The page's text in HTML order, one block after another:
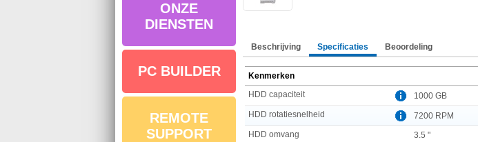
ONZE
DIENSTEN
PC BUILDER
REMOTE
SUPPORT
Beschrijving Specificaties Beoordeling
Kenmerken
HDD capaciteit
1000 GB
HDD rotatiesnelheid
7200 RPM
HDD omvang
3.5 "